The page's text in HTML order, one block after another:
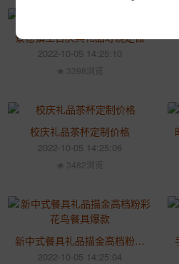
景德镇生日庆典礼品寿碗定做
2022-10-05 14:25:10
3398浏览
校庆礼品茶杯定制价格
2022-10-05 14:25:06
3482浏览
新中式餐具礼品描金高档粉彩花鸟餐具爆款
2022-10-05 14:25:04